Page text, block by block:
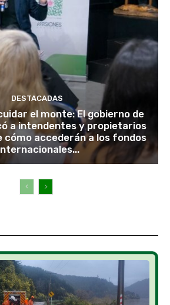
DESTACADAS
el monte: El gobierno de
a intendentes y propietarios
cómo accederán a los fondos